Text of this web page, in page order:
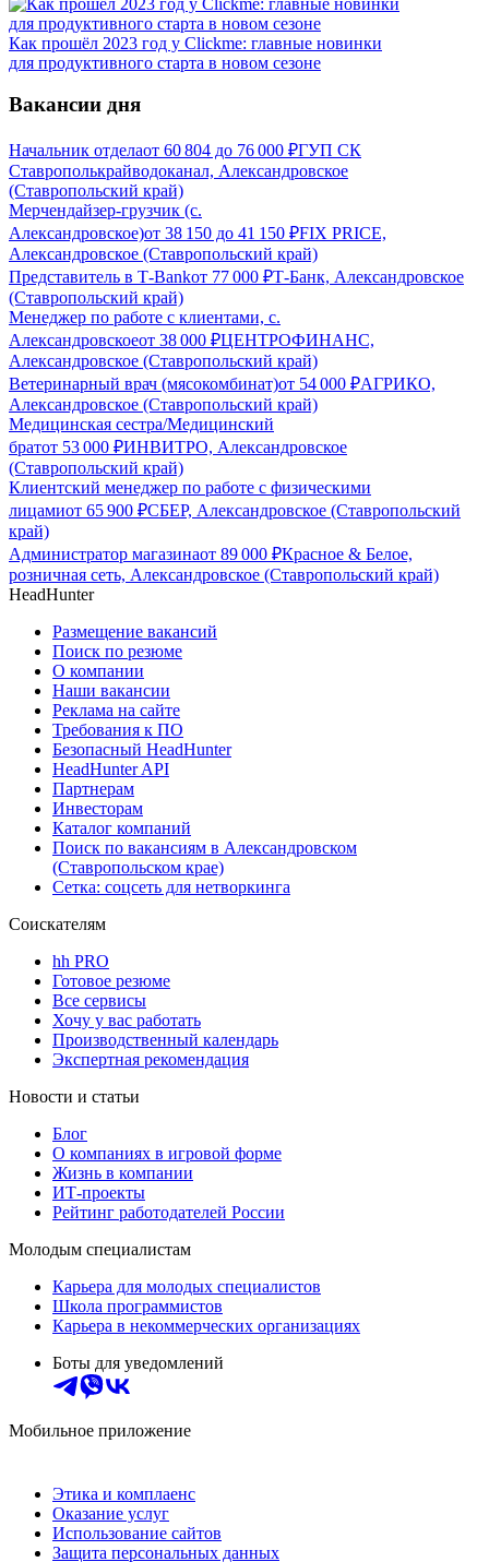
Как прошёл 2023 год у Clickme: главные новинки
для продуктивного старта в новом сезоне
Вакансии дня
Начальник отделаот 60 804 до 76 000 ₽ГУП СК
Ставрополькрайводоканал, Александровское
(Ставропольский край)
Мерчендайзер-грузчик (с.
Александровское)от 38 150 до 41 150 ₽FIX PRICE,
Александровское (Ставропольский край)
Представитель в Т-Bankот 77 000 ₽Т-Банк, Александровское
(Ставропольский край)
Менеджер по работе с клиентами, с.
Александровскоеот 38 000 ₽ЦЕНТРОФИНАНС,
Александровское (Ставропольский край)
Ветеринарный врач (мясокомбинат)от 54 000 ₽АГРИКО,
Александровское (Ставропольский край)
Медицинская сестра/Медицинский
братот 53 000 ₽ИНВИТРО, Александровское
(Ставропольский край)
Клиентский менеджер по работе с физическими
лицамиот 65 900 ₽СБЕР, Александровское (Ставропольский
край)
Администратор магазинаот 89 000 ₽Красное & Белое,
розничная сеть, Александровское (Ставропольский край)
HeadHunter
Размещение вакансий
Поиск по резюме
О компании
Наши вакансии
Реклама на сайте
Требования к ПО
Безопасный HeadHunter
HeadHunter API
Партнерам
Инвесторам
Каталог компаний
Поиск по вакансиям в Александровском
(Ставропольском крае)
Сетка: соцсеть для нетворкинга
Соискателям
hh PRO
Готовое резюме
Все сервисы
Хочу у вас работать
Производственный календарь
Экспертная рекомендация
Новости и статьи
Блог
О компаниях в игровой форме
Жизнь в компании
ИТ-проекты
Рейтинг работодателей России
Молодым специалистам
Карьера для молодых специалистов
Школа программистов
Карьера в некоммерческих организациях
Боты для уведомлений
Мобильное приложение
Этика и комплаенс
Оказание услуг
Использование сайтов
Защита персональных данных